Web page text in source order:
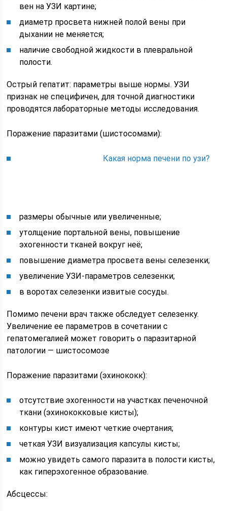
вен на УЗИ картине;
диаметр просвета нижней полой вены при
дыхании не меняется;
наличие свободной жидкости в плевральной
полости.
Острый гепатит: параметры выше нормы. УЗИ
признак не специфичен, для точной диагностики
проводятся лабораторные методы исследования.
Поражение паразитами (шистосомами):
Какая норма печени по узи?
размеры обычные или увеличенные;
утолщение портальной вены, повышение
эхогенности тканей вокруг неё;
повышение диаметра просвета вены селезенки;
увеличение УЗИ-параметров селезенки;
в воротах селезенки извитые сосуды.
Помимо печени врач также обследует селезенку.
Увеличение ее параметров в сочетании с
гепатомегалией может говорить о паразитарной
патологии — шистосомозе
Поражение паразитами (эхинококк):
отсутствие эхогенности на участках печеночной
ткани (эхинококковые кисты);
контуры кист имеют четкие очертания;
четкая УЗИ визуализация капсулы кисты;
можно увидеть самого паразита в полости кисты,
как гиперэхогенное образование.
Абсцессы: